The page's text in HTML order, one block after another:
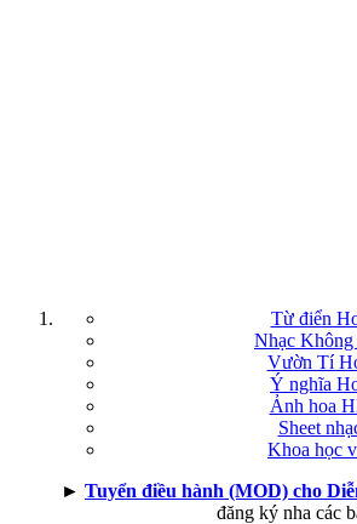
Từ điển
Nhạc
Vườn Tí
Ý nghĩa
Ảnh hoa
Sheet
Khoa học
► Tuyển điều hành (MOD) cho
đăng ký nha các